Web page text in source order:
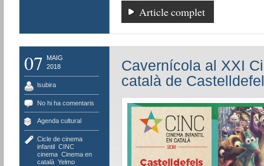
Article complet
07
MAIG
2018
lsubira
No hi ha comentaris
Agenda cultural
Cicle de cinema
infantil, CINC,
cinema, Cinema en
català, Yelmo
Cavernícola al XXI
català de